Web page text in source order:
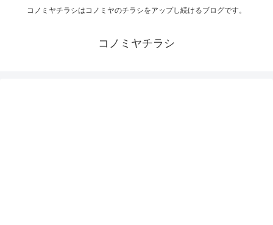
コノミヤチラシはコノミヤのチラシをアップし続けるブログです。
コノミヤチラシ